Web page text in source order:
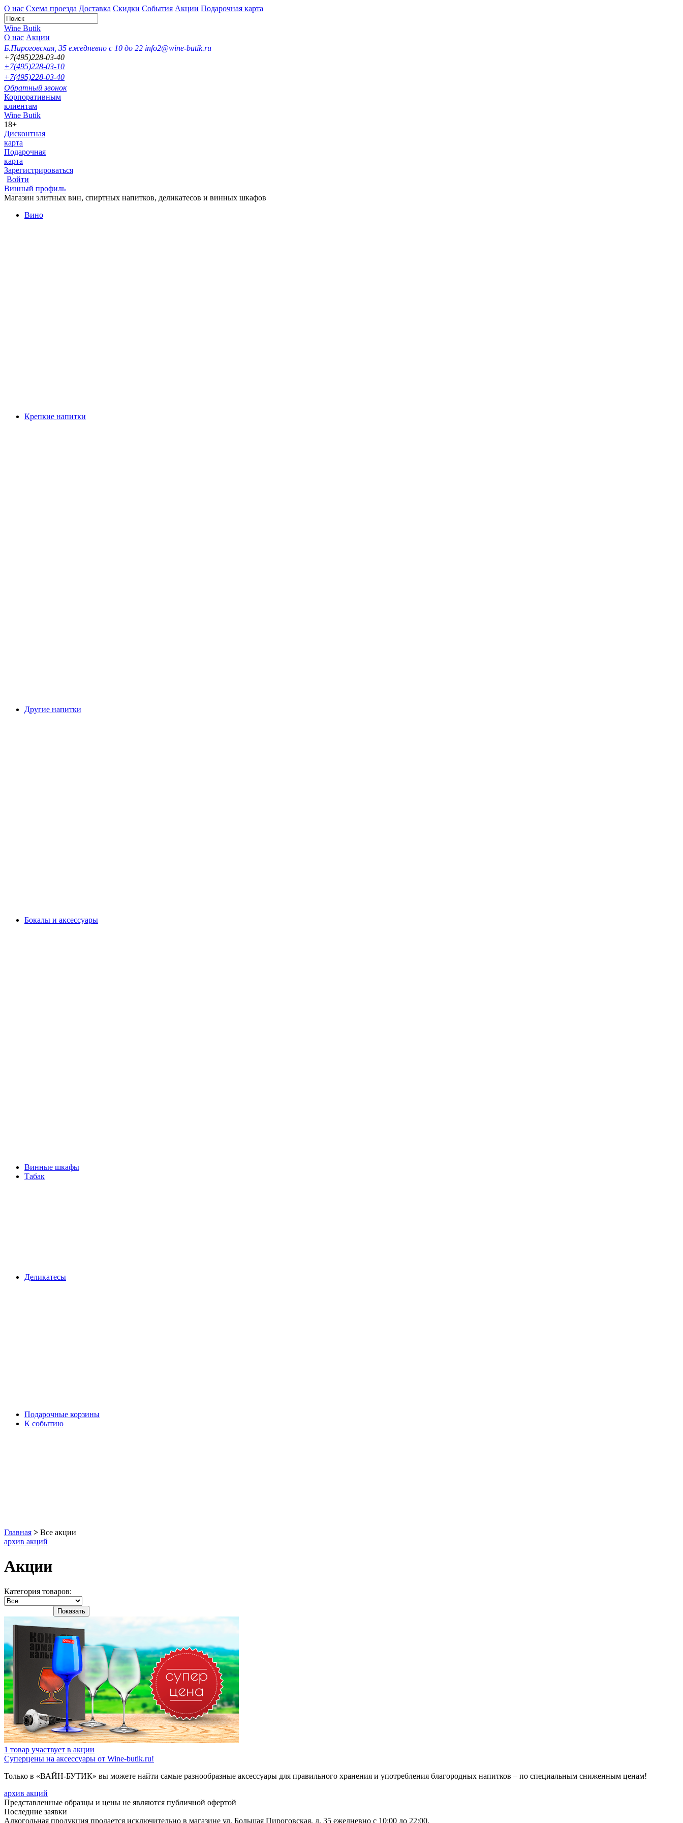
О нас Схема проезда Доставка Скидки События Акции Подарочная карта
Wine Butik
О нас Акции
Б.Пироговская, 35 ежедневно с 10 до 22 info2@wine-butik.ru
+7(495)228-03-40
+7(495)228-03-10
+7(495)228-03-40
Обратный звонок
Корпоративным
клиентам
Wine Butik
18+
Дисконтная
карта
Подарочная
карта
Зарегистрироваться
Войти
Винный профиль
Магазин элитных вин, спиртных напитков, деликатесов и винных шкафов
Вино
Крепкие напитки
Другие напитки
Бокалы и аксессуары
Винные шкафы
Табак
Деликатесы
Подарочные корзины
К событию
Главная > Все акции
архив акций
Акции
Категория товаров:
Показать
1 товар участвует в акции
Суперцены на аксессуары от Wine-butik.ru!
Только в «ВАЙН-БУТИК» вы можете найти самые разнообразные аксессуары для правильного хранения и употребления благородных напитков – по специальным сниженным ценам!
архив акций
Представленные образцы и цены не являются публичной офертой
Последние заявки
Алкогольная продукция продается исключительно в магазине ул. Большая Пироговская, д. 35 ежедневно с 10:00 до 22:00.